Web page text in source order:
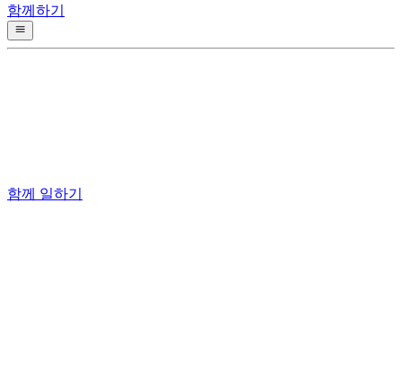
함께하기
함께 일하기